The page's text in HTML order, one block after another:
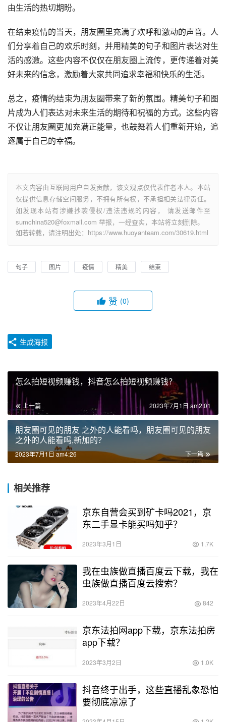
由生活的热切期盼。
在结束疫情的当天，朋友圈里充满了欢呼和激动的声音。人
们分享着自己的欢乐时刻，并用精美的句子和图片表达对生
活的感激。这些内容不仅仅在朋友圈上流传，更传递着对美
好未来的信念，激励着大家共同追求幸福和快乐的生活。
总之，疫情的结束为朋友圈带来了新的氛围。精美句子和图
片成为人们表达对未来生活的期待和祝福的方式。这些内容
不仅让朋友圈更加充满正能量，也鼓舞着人们重新开始，追
逐属于自己的幸福。
本文内容由互联网用户自发贡献，该文观点仅代表作者本人。本站
仅提供信息存储空间服务，不拥有所有权，不承担相关法律责任。
如发现本站有涉嫌抄袭侵权/违法违规的内容， 请发送邮件至
sumchina520@foxmail.com 举报，一经查实，本站将立刻删除。
如若转载，请注明出处：https://www.huoyanteam.com/30619.html
句子 图片 疫情 精美 结束
赞 (0)
生成海报
怎么拍短视频赚钱，抖音怎么拍短视频赚钱？
上一篇 2023年7月1日 am2:01
朋友圈可见的朋友 之外的人能看吗，朋友圈可见的朋友
之外的人能看吗,新加的？
下一篇
2023年7月1日 am4:26
相关推荐
京东自营会买到矿卡吗2021，京
东二手显卡能买吗知乎？
2023年3月1日 1.7K
我在虫族做直播百度云下载，我在
虫族做直播百度云搜索？
2023年4月22日 842
京东法拍网app下载，京东法拍房
app下载？
2023年3月2日 1.0K
抖音终于出手，这些直播乱象恐怕
要彻底凉凉了